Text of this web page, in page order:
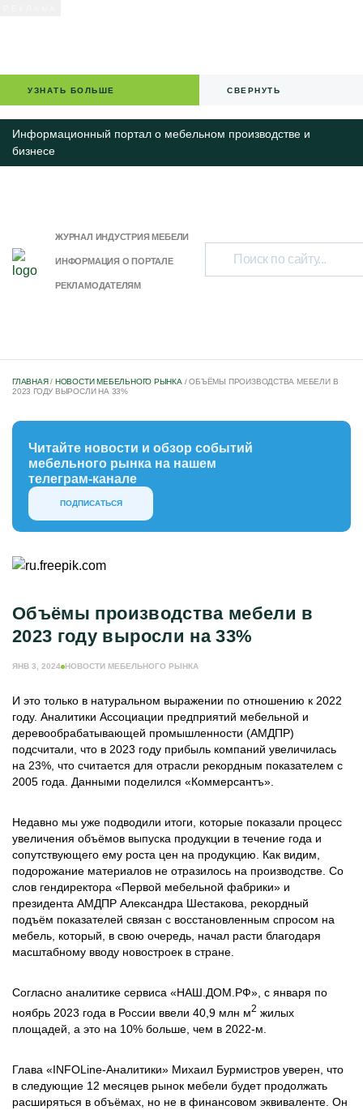
УЗНАТЬ БОЛЬШЕ СВЕРНУТЬ
Информационный портал о мебельном производстве и
бизнесе
ЖУРНАЛ ИНДУСТРИЯ МЕБЕЛИ
ИНФОРМАЦИЯ О ПОРТАЛЕ
РЕКЛАМОДАТЕЛЯМ
ГЛАВНАЯ/ НОВОСТИ МЕБЕЛЬНОГО РЫНКА /ОБЪЁМЫ ПРОИЗВОДСТВА МЕБЕЛИ В
2023 ГОДУ ВЫРОСЛИ НА 33%
Читайте новости и обзор событий
мебельного рынка на нашем
телеграм-канале
ПОДПИСАТЬСЯ
Объёмы производства мебели в
2023 году выросли на 33%
ЯНВ 3, 2024 НОВОСТИ МЕБЕЛЬНОГО РЫНКА
И это только в натуральном выражении по отношению к 2022
году. Аналитики Ассоциации предприятий мебельной и
деревообрабатывающей промышленности (АМДПР)
подсчитали, что в 2023 году прибыль компаний увеличилась
на 23%, что считается для отрасли рекордным показателем с
2005 года. Данными поделился «Коммерсантъ».
Недавно мы уже подводили итоги, которые показали процесс
увеличения объёмов выпуска продукции в течение года и
сопутствующего ему роста цен на продукцию. Как видим,
подорожание материалов не отразилось на производстве. Со
слов гендиректора «Первой мебельной фабрики» и
президента АМДПР Александра Шестакова, рекордный
подъём показателей связан с восстановленным спросом на
мебель, который, в свою очередь, начал расти благодаря
масштабному вводу новостроек в стране.
Согласно аналитике сервиса «НАШ.ДОМ.РФ», с января по
ноябрь 2023 года в России ввели 40,9 млн м2 жилых
площадей, а это на 10% больше, чем в 2022-м.
Глава «INFOLine-Аналитики» Михаил Бурмистров уверен, что
в следующие 12 месяцев рынок мебели будет продолжать
расширяться в объёмах, но не в финансовом эквиваленте. Он